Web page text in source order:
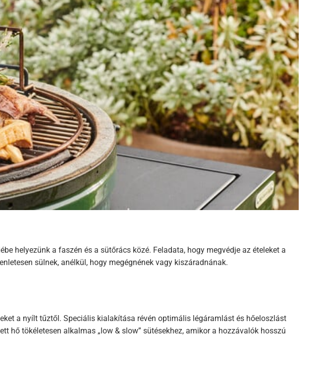
helyezünk a faszén és a sütőrács közé. Feladata, hogy megvédje az ételeket a
sülnek, anélkül, hogy megégnének vagy kiszáradnának.
a nyílt tűztől. Speciális kialakítása révén optimális légáramlást és hőeloszlást
hő tökéletesen alkalmas „low & slow” sütésekhez, amikor a hozzávalók hosszú